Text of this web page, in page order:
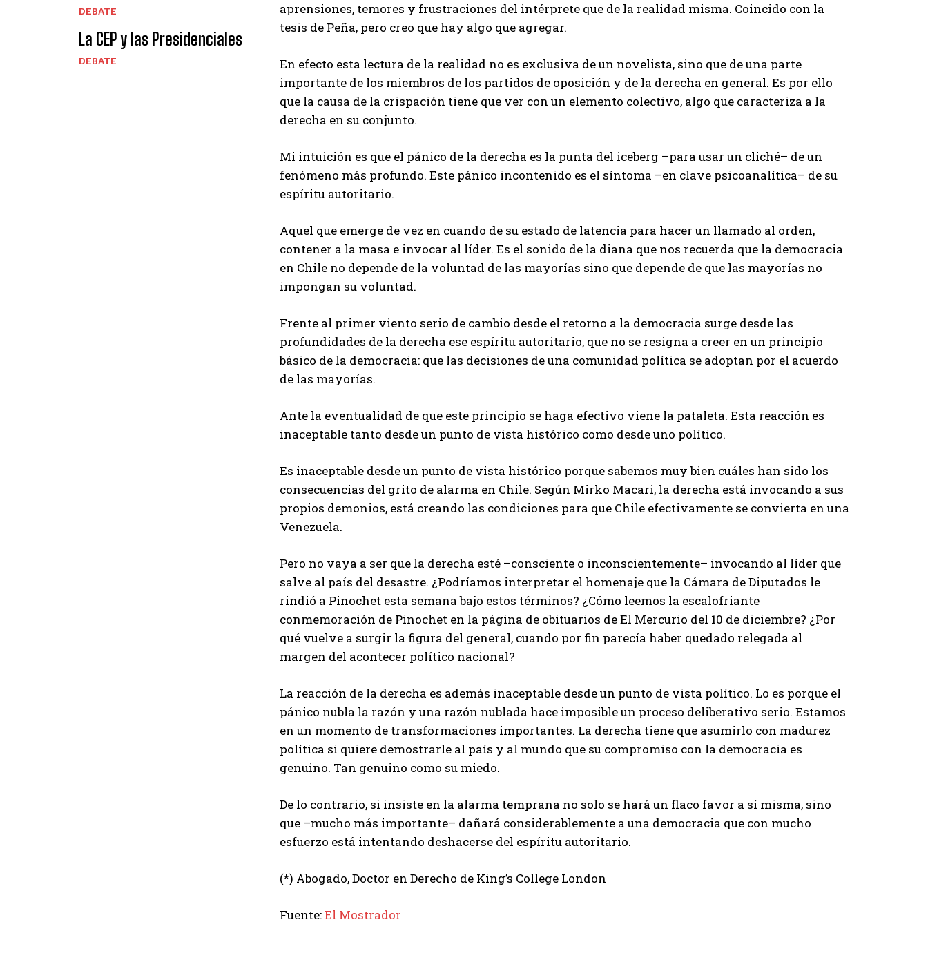
DEBATE
La CEP y las Presidenciales
DEBATE
aprensiones, temores y frustraciones del intérprete que de la realidad misma. Coincido con la
tesis de Peña, pero creo que hay algo que agregar.
En efecto esta lectura de la realidad no es exclusiva de un novelista, sino que de una parte
importante de los miembros de los partidos de oposición y de la derecha en general. Es por ello
que la causa de la crispación tiene que ver con un elemento colectivo, algo que caracteriza a la
derecha en su conjunto.
Mi intuición es que el pánico de la derecha es la punta del iceberg –para usar un cliché– de un
fenómeno más profundo. Este pánico incontenido es el síntoma –en clave psicoanalítica– de su
espíritu autoritario.
Aquel que emerge de vez en cuando de su estado de latencia para hacer un llamado al orden,
contener a la masa e invocar al líder. Es el sonido de la diana que nos recuerda que la democracia
en Chile no depende de la voluntad de las mayorías sino que depende de que las mayorías no
impongan su voluntad.
Frente al primer viento serio de cambio desde el retorno a la democracia surge desde las
profundidades de la derecha ese espíritu autoritario, que no se resigna a creer en un principio
básico de la democracia: que las decisiones de una comunidad política se adoptan por el acuerdo
de las mayorías.
Ante la eventualidad de que este principio se haga efectivo viene la pataleta. Esta reacción es
inaceptable tanto desde un punto de vista histórico como desde uno político.
Es inaceptable desde un punto de vista histórico porque sabemos muy bien cuáles han sido los
consecuencias del grito de alarma en Chile. Según Mirko Macari, la derecha está invocando a sus
propios demonios, está creando las condiciones para que Chile efectivamente se convierta en una
Venezuela.
Pero no vaya a ser que la derecha esté –consciente o inconscientemente– invocando al líder que
salve al país del desastre. ¿Podríamos interpretar el homenaje que la Cámara de Diputados le
rindió a Pinochet esta semana bajo estos términos? ¿Cómo leemos la escalofriante
conmemoración de Pinochet en la página de obituarios de El Mercurio del 10 de diciembre? ¿Por
qué vuelve a surgir la figura del general, cuando por fin parecía haber quedado relegada al
margen del acontecer político nacional?
La reacción de la derecha es además inaceptable desde un punto de vista político. Lo es porque el
pánico nubla la razón y una razón nublada hace imposible un proceso deliberativo serio. Estamos
en un momento de transformaciones importantes. La derecha tiene que asumirlo con madurez
política si quiere demostrarle al país y al mundo que su compromiso con la democracia es
genuino. Tan genuino como su miedo.
De lo contrario, si insiste en la alarma temprana no solo se hará un flaco favor a sí misma, sino
que –mucho más importante– dañará considerablemente a una democracia que con mucho
esfuerzo está intentando deshacerse del espíritu autoritario.
(*) Abogado, Doctor en Derecho de King’s College London
Fuente:El Mostrador